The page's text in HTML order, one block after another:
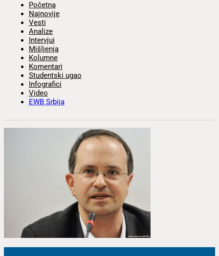
Početna
Najnovije
Vesti
Analize
Intervjui
Mišljenja
Kolumne
Komentari
Studentski ugao
Infografici
Video
EWB Srbija